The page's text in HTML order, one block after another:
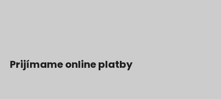
Prijímame online platby